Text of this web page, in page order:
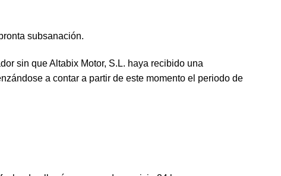
subsanación.
sin que Altabix Motor, S.L. haya recibido una
a contar a partir de este momento el periodo de